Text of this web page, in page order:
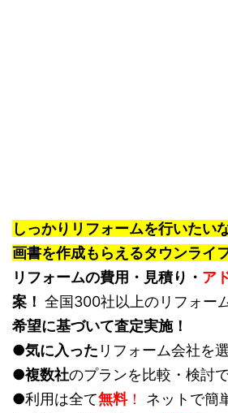
しっかりリフォームを行いたい
画書を作成もらえるタウンライ
リフォームの費用・見積り・ ア
案！ 全国300社以上のリフォー
希望に基づいて査定実施！
●気に入った リフォーム会社を
●複数社のプランを比較・検討
●利用は全て無料！
ネットで簡